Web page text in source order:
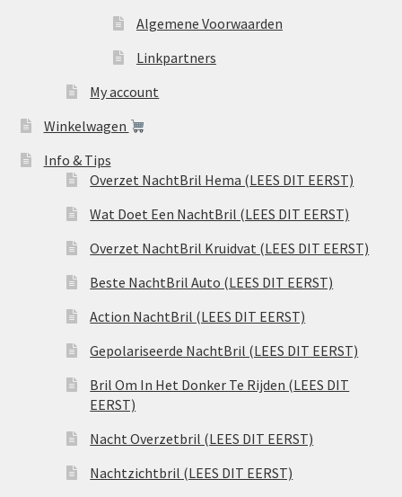
Algemene Voorwaarden
Linkpartners
My account
Winkelwagen
Info & Tips
Overzet NachtBril Hema (LEES DIT EERST)
Wat Doet Een NachtBril (LEES DIT EERST)
Overzet NachtBril Kruidvat (LEES DIT EERST)
Beste NachtBril Auto (LEES DIT EERST)
Action NachtBril (LEES DIT EERST)
Gepolariseerde NachtBril (LEES DIT EERST)
Bril Om In Het Donker Te Rijden (LEES DIT
EERST)
Nacht Overzetbril (LEES DIT EERST)
Nachtzichtbril (LEES DIT EERST)